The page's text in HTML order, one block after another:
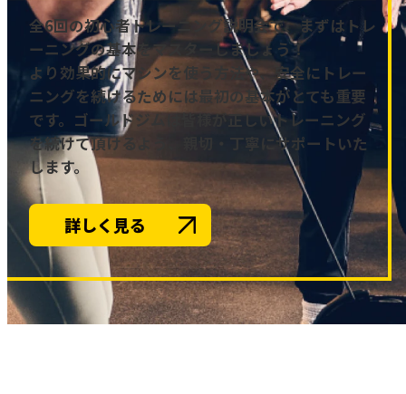
全6回の初心者トレーニング説明会で、まずはトレ
ーニングの基本をマスターしましょう！
より効果的にマシンを使う方法や、安全にトレー
ニングを続けるためには最初の基本がとても重要
です。ゴールドジムは皆様が正しいトレーニング
を続けて頂けるよう、親切・丁寧にサポートいた
します。
詳しく見る